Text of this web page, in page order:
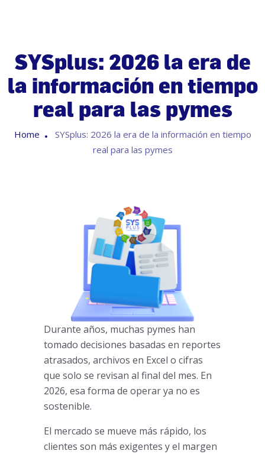
SYSplus: 2026 la era de
la información en tiempo
real para las pymes
Home
SYSplus: 2026 la era de la información en tiempo
real para las pymes
Durante años, muchas pymes han
tomado decisiones basadas en reportes
atrasados, archivos en Excel o cifras
que solo se revisan al final del mes. En
2026, esa forma de operar ya no es
sostenible.
El mercado se mueve más rápido, los
clientes son más exigentes y el margen